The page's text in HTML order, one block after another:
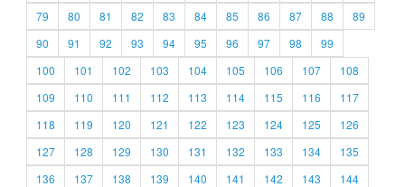
79
80 81 82 83 84 85 86 87 88
89
90
91 92 93 94 95 96 97 98
99
100
101 102 103 104 105 106 107
108
109
110 111 112 113 114 115 116
117
118
119 120 121 122 123 124 125
126
127
128 129 130 131 132 133 134
135
136
137 138 139 140 141 142 143
144